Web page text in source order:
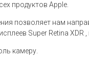
продуктов Apple.
позволяет нам
Super Retina XDR ,
камеру.